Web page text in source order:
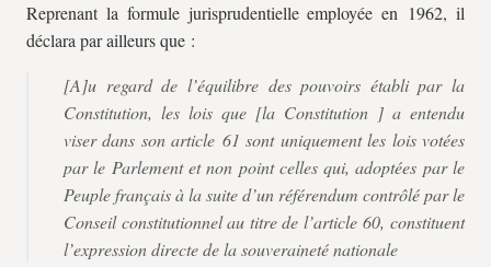
Reprenant la formule jurisprudentielle employée en 1962, il
déclara par ailleurs que :
[A]u regard de l’équilibre des pouvoirs établi par la
Constitution, les lois que [la Constitution ] a entendu
viser dans son article 61 sont uniquement les lois votées
par le Parlement et non point celles qui, adoptées par le
Peuple français à la suite d’un référendum contrôlé par le
Conseil constitutionnel au titre de l’article 60, constituent
l’expression directe de la souveraineté nationale